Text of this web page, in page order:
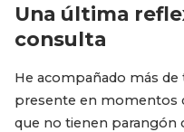
Una última
consulta
He acompañado más
presente en momentos
que no tienen parangón